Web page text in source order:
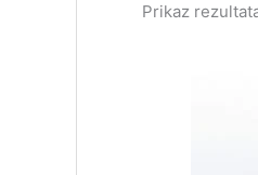
Prikaz